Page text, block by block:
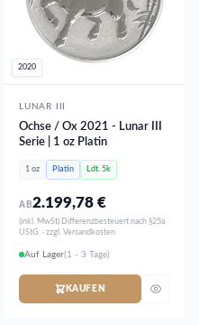
2020
LUNAR III
Ochse / Ox 2021 - Lunar III
Serie | 1 oz Platin
1 oz Platin Ldt. 5k
AB2.199,78€
(inkl. MwSt) Differenzbesteuert nach §25a
UStG. · zzgl. Versandkosten
Auf Lager(1 - 3 Tage)
KAUFEN